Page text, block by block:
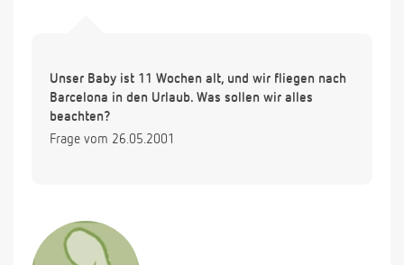
Unser Baby ist 11 Wochen alt, und wir fliegen nach
Barcelona in den Urlaub. Was sollen wir alles
beachten?
Frage vom 26.05.2001